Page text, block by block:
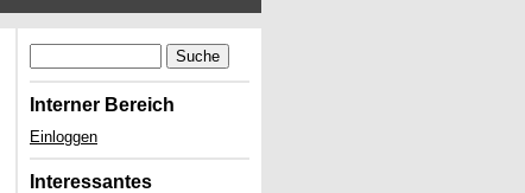
Suche
Interner Bereich
Einloggen
Interessantes